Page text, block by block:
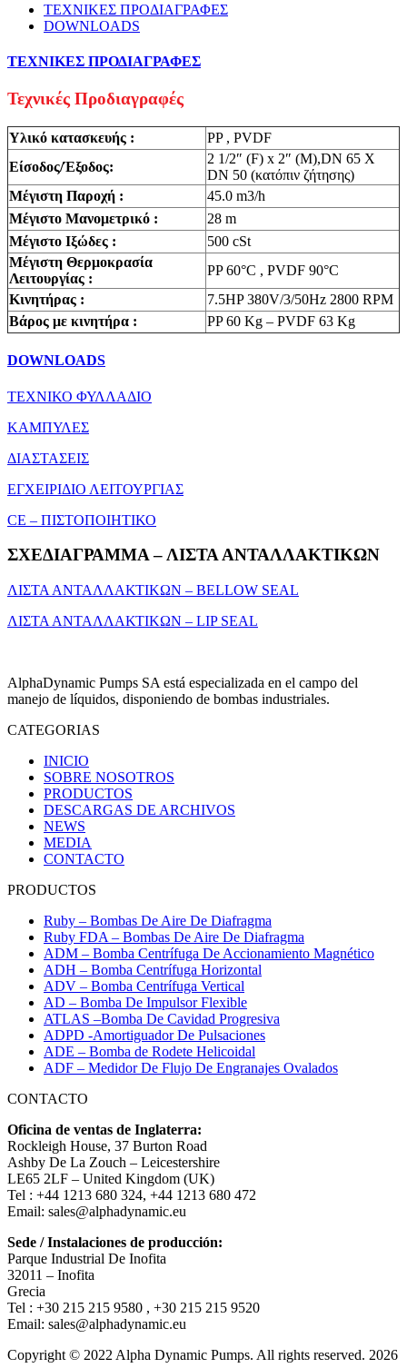
ΤΕΧΝΙΚΕΣ ΠΡΟΔΙΑΓΡΑΦΕΣ
DOWNLOADS
ΤΕΧΝΙΚΕΣ ΠΡΟΔΙΑΓΡΑΦΕΣ
Τεχνικές Προδιαγραφές
Υλικό κατασκευής :
PP , PVDF
Είσοδος/Έξοδος:
2 1/2″ (F) x 2″ (M),DN 65 X
DN 50 (κατόπιν ζήτησης)
Μέγιστη Παροχή :
45.0 m3/h
Μέγιστο Μανομετρικό :
28 m
Μέγιστο Ιξώδες :
500 cSt
Mέγιστη Θερμοκρασία
Λειτουργίας :
PP 60°C , PVDF 90°C
Κινητήρας :
7.5HP 380V/3/50Hz 2800 RPM
Βάρος με κινητήρα :
PP 60 Kg – PVDF 63 Kg
DOWNLOADS
ΤΕΧΝΙΚΟ ΦΥΛΛΑΔΙΟ
ΚΑΜΠΥΛΕΣ
ΔΙΑΣΤΑΣΕΙΣ
ΕΓΧΕΙΡΙΔΙΟ ΛΕΙΤΟΥΡΓΙΑΣ
CE – ΠΙΣΤΟΠΟΙΗΤΙΚΟ
ΣΧΕΔΙΑΓΡΑΜΜΑ – ΛΙΣΤΑ ΑΝΤΑΛΛΑΚΤΙΚΩΝ
ΛΙΣΤΑ ΑΝΤΑΛΛΑΚΤΙΚΩΝ – BELLOW SEAL
ΛΙΣΤΑ ΑΝΤΑΛΛΑΚΤΙΚΩΝ – LIP SEAL
AlphaDynamic Pumps SA está especializada en el campo del
manejo de líquidos, disponiendo de bombas industriales.
CATEGORIAS
INICIO
SOBRE NOSOTROS
PRODUCTOS
DESCARGAS DE ARCHIVOS
NEWS
MEDIA
CONTACTO
PRODUCTOS
Ruby – Bombas De Aire De Diafragma
Ruby FDA – Bombas De Aire De Diafragma
ADM – Bomba Centrífuga De Accionamiento Magnético
ADH – Bomba Centrífuga Horizontal
ADV – Bomba Centrífuga Vertical
AD – Bomba De Impulsor Flexible
ATLAS –Bomba De Cavidad Progresiva
ADPD -Amortiguador De Pulsaciones
ADE – Bomba de Rodete Helicoidal
ADF – Medidor De Flujo De Engranajes Ovalados
CONTACTO
Oficina de ventas de Inglaterra:
Rockleigh House, 37 Burton Road
Ashby De La Zouch – Leicestershire
LE65 2LF – United Kingdom (UK)
Tel : +44 1213 680 324, +44 1213 680 472
Email: sales@alphadynamic.eu
Sede / Instalaciones de producción:
Parque Industrial De Inofita
32011 – Inofita
Grecia
Tel : +30 215 215 9580 , +30 215 215 9520
Email: sales@alphadynamic.eu
Copyright © 2022 Alpha Dynamic Pumps. All rights reserved. 2026